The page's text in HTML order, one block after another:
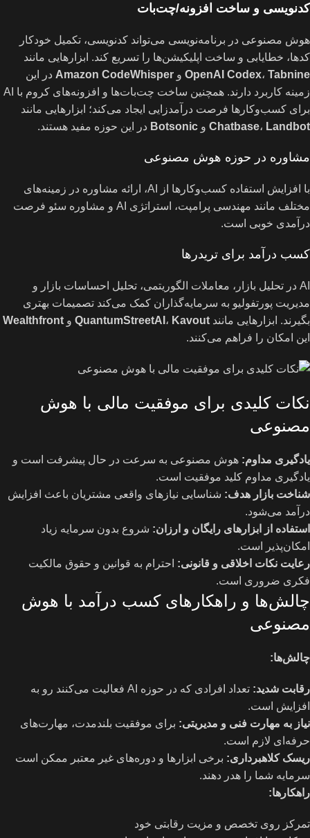
کدنویسی و ساخت افزونه/چت‌بات
هوش مصنوعی در برنامه‌نویسی می‌تواند کدنویسی، تکمیل خودکار
کدها، خطایابی و ساخت اپلیکیشن‌ها را تسریع کند. ابزارهایی مانند
OpenAI Codex، Tabnine و Amazon CodeWhisper در این
زمینه کاربرد دارند. همچنین ساخت چت‌بات‌ها و افزونه‌های کروم با AI
برای کسب‌وکارها فرصت درآمدزایی ایجاد می‌کند؛ ابزارهایی مانند
Chatbase، Landbot و Botsonic در این حوزه مفید هستند.
مشاوره در حوزه هوش مصنوعی
با افزایش استفاده کسب‌وکارها از AI، ارائه مشاوره در زمینه‌های
مختلف مانند مهندسی پرامپت، استراتژی AI و مشاوره سئو فرصت
درآمدی خوبی است.
کسب درآمد برای تریدرها
AI در تحلیل بازار، معاملات الگوریتمی، تحلیل احساسات بازار و
مدیریت پورتفولیو به سرمایه‌گذاران کمک می‌کند تصمیمات بهتری
بگیرند. ابزارهایی مانند
QuantumStreetAI ، Kavout و Wealthfront
این امکان را فراهم می‌کنند.
نکات کلیدی برای موفقیت مالی با هوش
مصنوعی
یادگیری مداوم: هوش مصنوعی به سرعت در حال پیشرفت است و
یادگیری مداوم کلید موفقیت است.
شناخت بازار هدف: شناسایی نیازهای واقعی مشتریان باعث افزایش
درآمد می‌شود.
استفاده از ابزارهای رایگان و ارزان: شروع بدون سرمایه زیاد
امکان‌پذیر است.
رعایت نکات اخلاقی و قانونی: احترام به قوانین و حقوق مالکیت
فکری ضروری است.
چالش‌ها و راهکارهای کسب درآمد با هوش
مصنوعی
چالش‌ها:
رقابت شدید:
تعداد افرادی که در حوزه AI فعالیت می‌کنند رو به
افزایش است.
نیاز به مهارت فنی و مدیریتی: برای موفقیت بلندمدت، مهارت‌های
حرفه‌ای لازم است.
ریسک کلاهبرداری: برخی ابزارها و دوره‌های غیر معتبر ممکن است
سرمایه شما را هدر دهند.
راهکارها:
تمرکز روی تخصص و مزیت رقابتی خود